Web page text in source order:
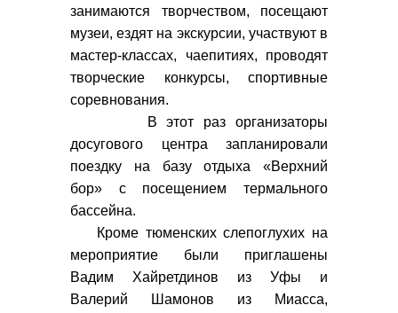
занимаются творчеством, посещают
музеи, ездят на экскурсии, участвуют в
мастер-классах, чаепитиях, проводят
творческие конкурсы, спортивные
соревнования.
В этот раз организаторы
досугового центра запланировали
поездку на базу отдыха «Верхний
бор» с посещением термального
бассейна.
Кроме тюменских слепоглухих на
мероприятие были приглашены
Вадим Хайретдинов из Уфы и
Валерий Шамонов из Миасса,